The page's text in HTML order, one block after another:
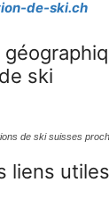
de-ski.ch
ski
de ski suisses
liens utiles